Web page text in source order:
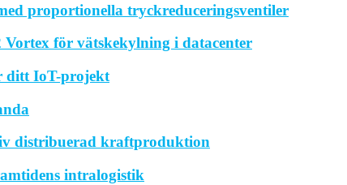
proportionella tryckreduceringsventiler
för vätskekylning i datacenter
ditt IoT-projekt
distribuerad kraftproduktion
intralogistik